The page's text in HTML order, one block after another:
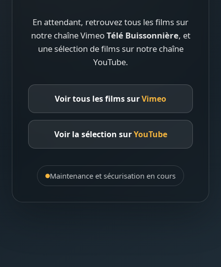
En attendant, retrouvez tous les films sur
notre chaîne VimeoTélé Buissonnière, et
une sélection de films sur notre chaîne
YouTube.
Voir tous les films surVimeo
Voir la sélection surYouTube
Maintenance et sécurisation en cours